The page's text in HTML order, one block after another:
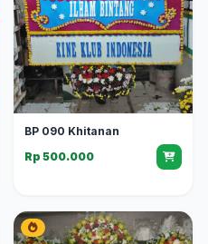
BP 090 Khitanan
Rp 500.000